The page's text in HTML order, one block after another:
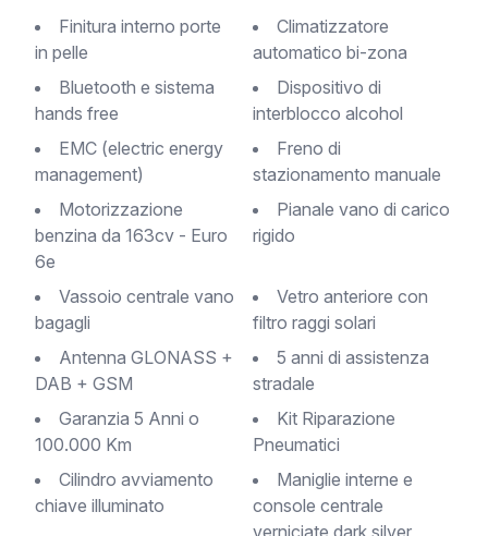
Finitura interno porte
in pelle
Climatizzatore
automatico bi-zona
Bluetooth e sistema
hands free
Dispositivo di
interblocco alcohol
EMC (electric energy
management)
Freno di
stazionamento manuale
Motorizzazione
benzina da 163cv - Euro
6e
Pianale vano di carico
rigido
Vassoio centrale vano
bagagli
Vetro anteriore con
filtro raggi solari
Antenna GLONASS +
DAB + GSM
5 anni di assistenza
stradale
Garanzia 5 Anni o
100.000 Km
Kit Riparazione
Pneumatici
Cilindro avviamento
chiave illuminato
Maniglie interne e
console centrale
verniciate dark silver